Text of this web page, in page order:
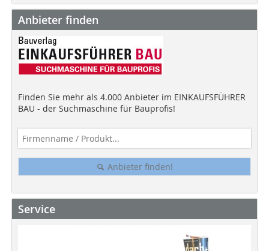
Anbieter finden
Finden Sie mehr als 4.000 Anbieter im EINKAUFSFÜHRER
BAU - der Suchmaschine für Bauprofis!
Anbieter finden!
Service